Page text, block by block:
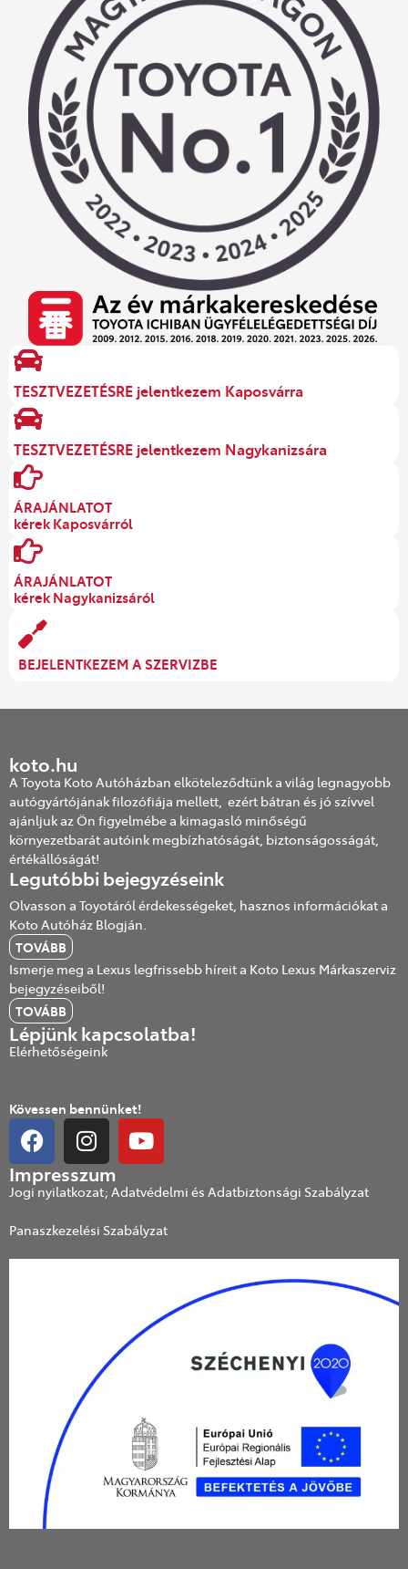
TESZTVEZETÉSRE jelentkezem Kaposvárra
TESZTVEZETÉSRE jelentkezem Nagykanizsára
ÁRAJÁNLATOT
kérek Kaposvárról
ÁRAJÁNLATOT
kérek Nagykanizsáról
BEJELENTKEZEM A SZERVIZBE
koto.hu
A Toyota Koto Autóházban elköteleződtünk a világ legnagyobb
autógyártójának filozófiája mellett, ezért bátran és jó szívvel
ajánljuk az Ön figyelmébe a kimagasló minőségű
környezetbarát autóink megbízhatóságát, biztonságosságát,
értékállóságát!
Legutóbbi bejegyzéseink
Olvasson a Toyotáról érdekességeket, hasznos információkat a
Koto Autóház Blogján.
TOVÁBB
Ismerje meg a Lexus legfrissebb híreit a Koto Lexus Márkaszerviz
bejegyzéseiből!
TOVÁBB
Lépjünk kapcsolatba!
Elérhetőségeink
Kövessen bennünket!
Impresszum
Jogi nyilatkozat; Adatvédelmi és Adatbiztonsági Szabályzat
Panaszkezelési Szabályzat